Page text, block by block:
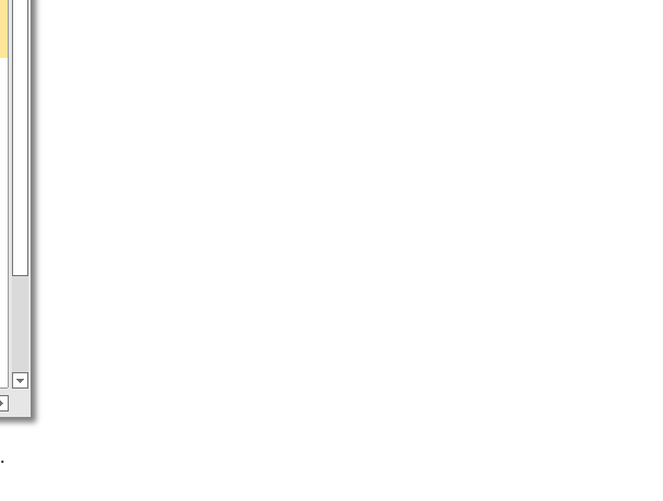
إذا كنت ترغب في متابعة هذا البرنامج التعليمي، يُرجى تنزيل ملف جدول البيانات التوضيحي.